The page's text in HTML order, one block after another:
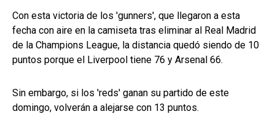
Con esta victoria de los 'gunners', que llegaron a esta
fecha con aire en la camiseta tras eliminar al Real Madrid
de la Champions League, la distancia quedó siendo de 10
puntos porque el Liverpool tiene 76 y Arsenal 66.
Sin embargo, si los 'reds' ganan su partido de este
domingo, volverán a alejarse con 13 puntos.